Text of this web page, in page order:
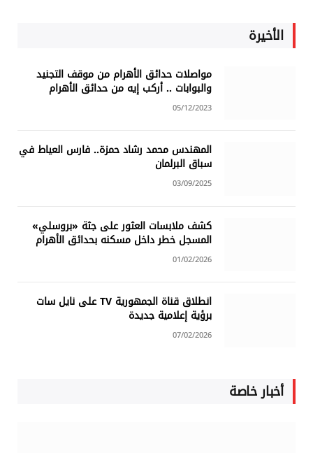
الأخيرة
مواصلات حدائق الأهرام من موقف التجنيد
والبوابات .. أركب إيه من حدائق الأهرام
05/12/2023
المهندس محمد رشاد حمزة.. فارس العياط في
سباق البرلمان
03/09/2025
كشف ملابسات العثور على جثة «بروسلي»
المسجل خطر داخل مسكنه بحدائق الأهرام
01/02/2026
انطلاق قناة الجمهورية TV على نايل سات
برؤية إعلامية جديدة
07/02/2026
أخبار خاصة